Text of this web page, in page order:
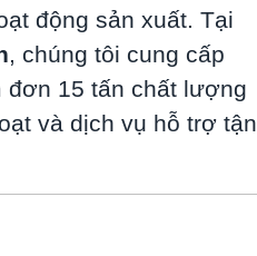
động sản xuất. Tại
, chúng tôi cung cấp
đơn 15 tấn chất lượng
và dịch vụ hỗ trợ tận